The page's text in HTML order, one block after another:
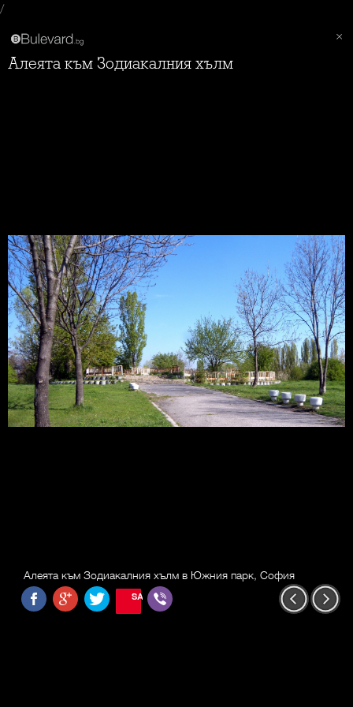
/
Алеята към Зодиакалния хълм
Алеята към Зодиакалния хълм в Южния парк, София
SAVE